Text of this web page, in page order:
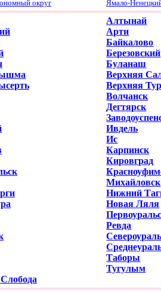
округ
Ямало-
Алтынай
Арти
Байкалово
Березовский
Буланаш
Верхняя
Верхняя
Волчанск
Дегтярск
Ивдель
Ис
Карпинск
Кировград
Михайловск
Нижний
Новая Ляля
Ревда
Таборы
Тугулым